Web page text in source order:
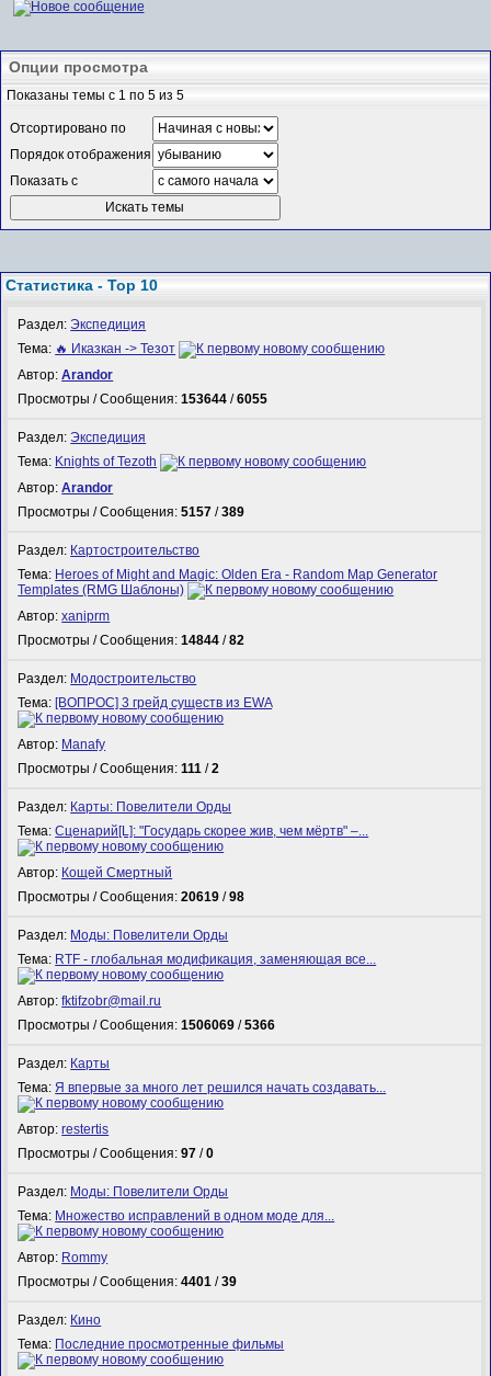
Опции просмотра
Показаны темы с 1 по 5 из 5
Отсортировано по
Порядок отображения
Показать с
Статистика - Top 10
Раздел:Экспедиция
Тема: 🔥 Иказкан -> Тезот
Автор:Arandor
Просмотры / Сообщения:153644 /6055
Раздел:Экспедиция
Тема: Knights of Tezoth
Автор:Arandor
Просмотры / Сообщения:5157 /389
Раздел: Картостроительство
Тема: Heroes of Might and Magic: Olden Era - Random Map Generator
Templates (RMG Шаблоны)
Автор:xaniprm
Просмотры / Сообщения:14844 /82
Раздел: Модостроительство
Тема: [ВОПРОС] 3 грейд существ из EWA
Автор: Manafy
Просмотры / Сообщения:111 /2
Раздел: Карты: Повелители Орды
Тема:Сценарий[L]: "Государь скорее жив, чем мёртв" –...
Автор: Кощей Смертный
Просмотры / Сообщения:20619 /98
Раздел: Моды: Повелители Орды
Тема: RTF - глобальная модификация, заменяющая все...
Автор:fktifzobr@mail.ru
Просмотры / Сообщения:1506069 /5366
Раздел: Карты
Тема:Я впервые за много лет решился начать создавать...
Автор:restertis
Просмотры / Сообщения:97 /0
Раздел: Моды: Повелители Орды
Тема: Множество исправлений в одном моде для...
Автор: Rommy
Просмотры / Сообщения:4401 /39
Раздел: Кино
Тема: Последние просмотренные фильмы